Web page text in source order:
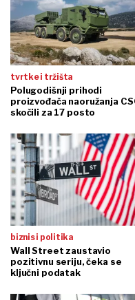
tvrtke i tržišta
Polugodišnji prihodi
proizvođača naoružanja
skočili za 17 posto
biznis i politika
Wall Street zaustavio
pozitivnu seriju, čeka se
ključni podatak